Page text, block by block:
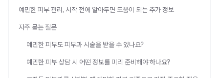
예민한 피부 관리, 시작 전에 알아두면 도움이 되는 추가 정보
자주 묻는 질문
예민한 피부도 피부과 시술을 받을 수 있나요?
예민한 피부 상담 시 어떤 정보를 미리 준비해야 하나요?